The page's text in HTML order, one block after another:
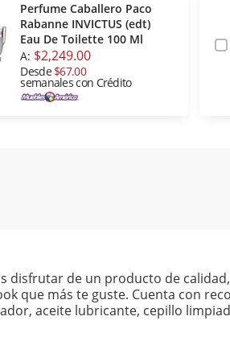
Perfume Caballero Paco
Rabanne INVICTUS (edt)
Eau De Toilette 100 Ml
A: $2,249.00
Desde$67.00
semanales con Crédito
disfrutar de un producto de
que más te guste. Cuenta con
aceite lubricante, cepillo